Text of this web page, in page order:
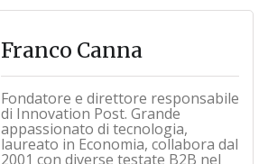
Franco Canna
Fondatore e direttore responsabile
di Innovation Post. Grande
appassionato di tecnologia,
laureato in Economia, collabora dal
2001 con diverse testate B2B nel